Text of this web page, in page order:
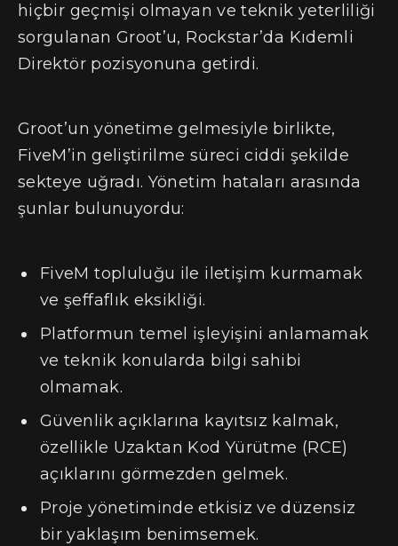
hiçbir geçmişi olmayan ve teknik yeterliliği
sorgulanan Groot’u, Rockstar’da Kıdemli
Direktör pozisyonuna getirdi.
Groot’un yönetime gelmesiyle birlikte,
FiveM’in geliştirilme süreci ciddi şekilde
sekteye uğradı. Yönetim hataları arasında
şunlar bulunuyordu:
FiveM topluluğu ile iletişim kurmamak
ve şeffaflık eksikliği.
Platformun temel işleyişini anlamamak
ve teknik konularda bilgi sahibi
olmamak.
Güvenlik açıklarına kayıtsız kalmak,
özellikle Uzaktan Kod Yürütme (RCE)
açıklarını görmezden gelmek.
Proje yönetiminde etkisiz ve düzensiz
bir yaklaşım benimsemek.